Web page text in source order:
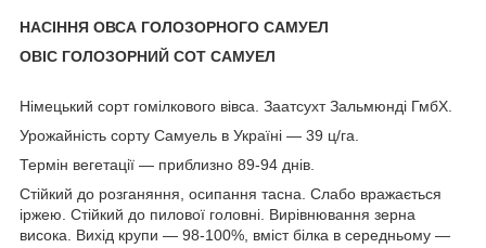
НАСІННЯ ОВСА ГОЛОЗОРНОГО САМУЕЛ
ОВІС ГОЛОЗОРНИЙ СОТ САМУЕЛ
Німецький сорт гомілкового вівса. Заатсухт Зальмюнді ГмбХ.
Урожайність сорту Самуель в Україні — 39 ц/га.
Термін вегетації — приблизно 89-94 днів.
Стійкий до розганяння, осипання тасна. Слабо вражається
іржею. Стійкий до пилової головні. Вирівнювання зерна
висока. Вихід крупи — 98-100%, вміст білка в середньому —